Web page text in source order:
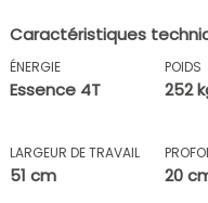
Caractéristiques
ÉNERGIE
Essence 4T
POIDS
252
LARGEUR DE TRAVAIL
51 cm 20